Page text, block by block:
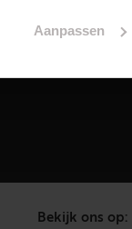
Aanpassen
Bekijk ons op: